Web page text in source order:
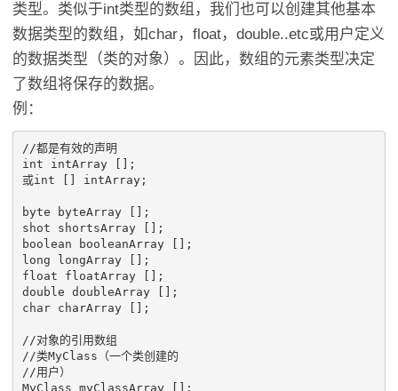
类型。类似于int类型的数组，我们也可以创建其他基本
数据类型的数组，如char，float，double..etc或用户定义
的数据类型（类的对象）。因此，数组的元素类型决定
了数组将保存的数据。
例：
//都是有效的声明
int intArray [];
或int [] intArray;
byte byteArray [];
shot shortsArray [];
boolean booleanArray [];
long longArray [];
float floatArray [];
double doubleArray [];
char charArray [];
//对象的引用数组
//类MyClass（一个类创建的
//用户）
MyClass myClassArray [];